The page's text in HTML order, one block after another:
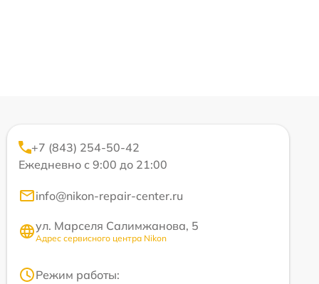
+7 (843) 254-50-42
Ежедневно с 9:00 до 21:00
info@nikon-repair-center.ru
ул. Марселя Салимжанова, 5
Адрес сервисного центра Nikon
Режим работы: